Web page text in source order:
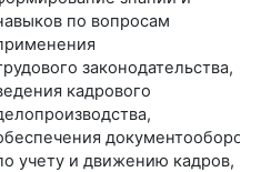
по вопросам
законодательства,
кадрового
документооборота
учету и движению кадров,